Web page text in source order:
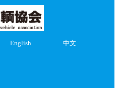
English 中文